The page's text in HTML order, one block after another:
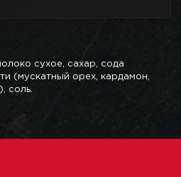
сухое, сахар, сода
(мускатный орех, кардамон,
соль.